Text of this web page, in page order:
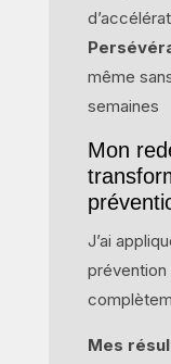
même
semaines
Mon
J’ai
Mes